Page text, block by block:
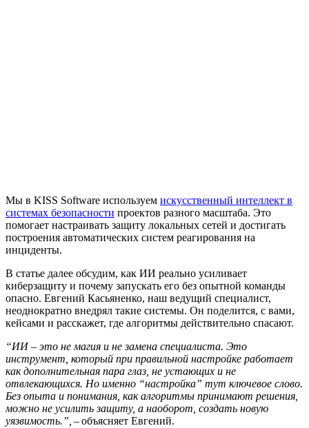
Мы в KISS Software используем искусственный интеллект в
системах безопасности проектов разного масштаба. Это
помогает настраивать защиту локальных сетей и достигать
построения автоматических систем реагирования на
инциденты.
В статье далее обсудим, как ИИ реально усиливает
киберзащиту и почему запускать его без опытной команды
опасно. Евгений Касьяненко, наш ведущий специалист,
неоднократно внедрял такие системы. Он поделится, с вами,
кейсами и расскажет, где алгоритмы действительно спасают.
“ИИ – это не магия и не замена специалиста. Это
инструмент, который при правильной настройке работает
как дополнительная пара глаз, не устающих и не
отвлекающихся. Но именно “настройка” тут ключевое слово.
Без опыта и понимания, как алгоритмы принимают решения,
можно не усилить защиту, а наоборот, создать новую
уязвимость.”, – объясняет Евгений.